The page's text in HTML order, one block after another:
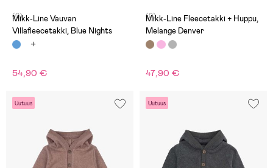
(0)
Mikk-Line Vauvan
Villafleecetakki, Blue Nights
54,90 €
(0)
Mikk-Line Fleecetakki + Huppu,
Melange Denver
47,90 €
Uutuus Uutuus